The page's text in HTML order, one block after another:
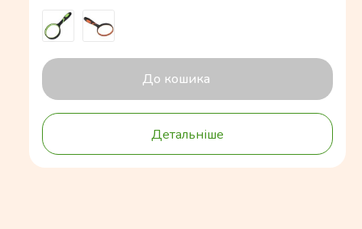
До кошика
Детальніше